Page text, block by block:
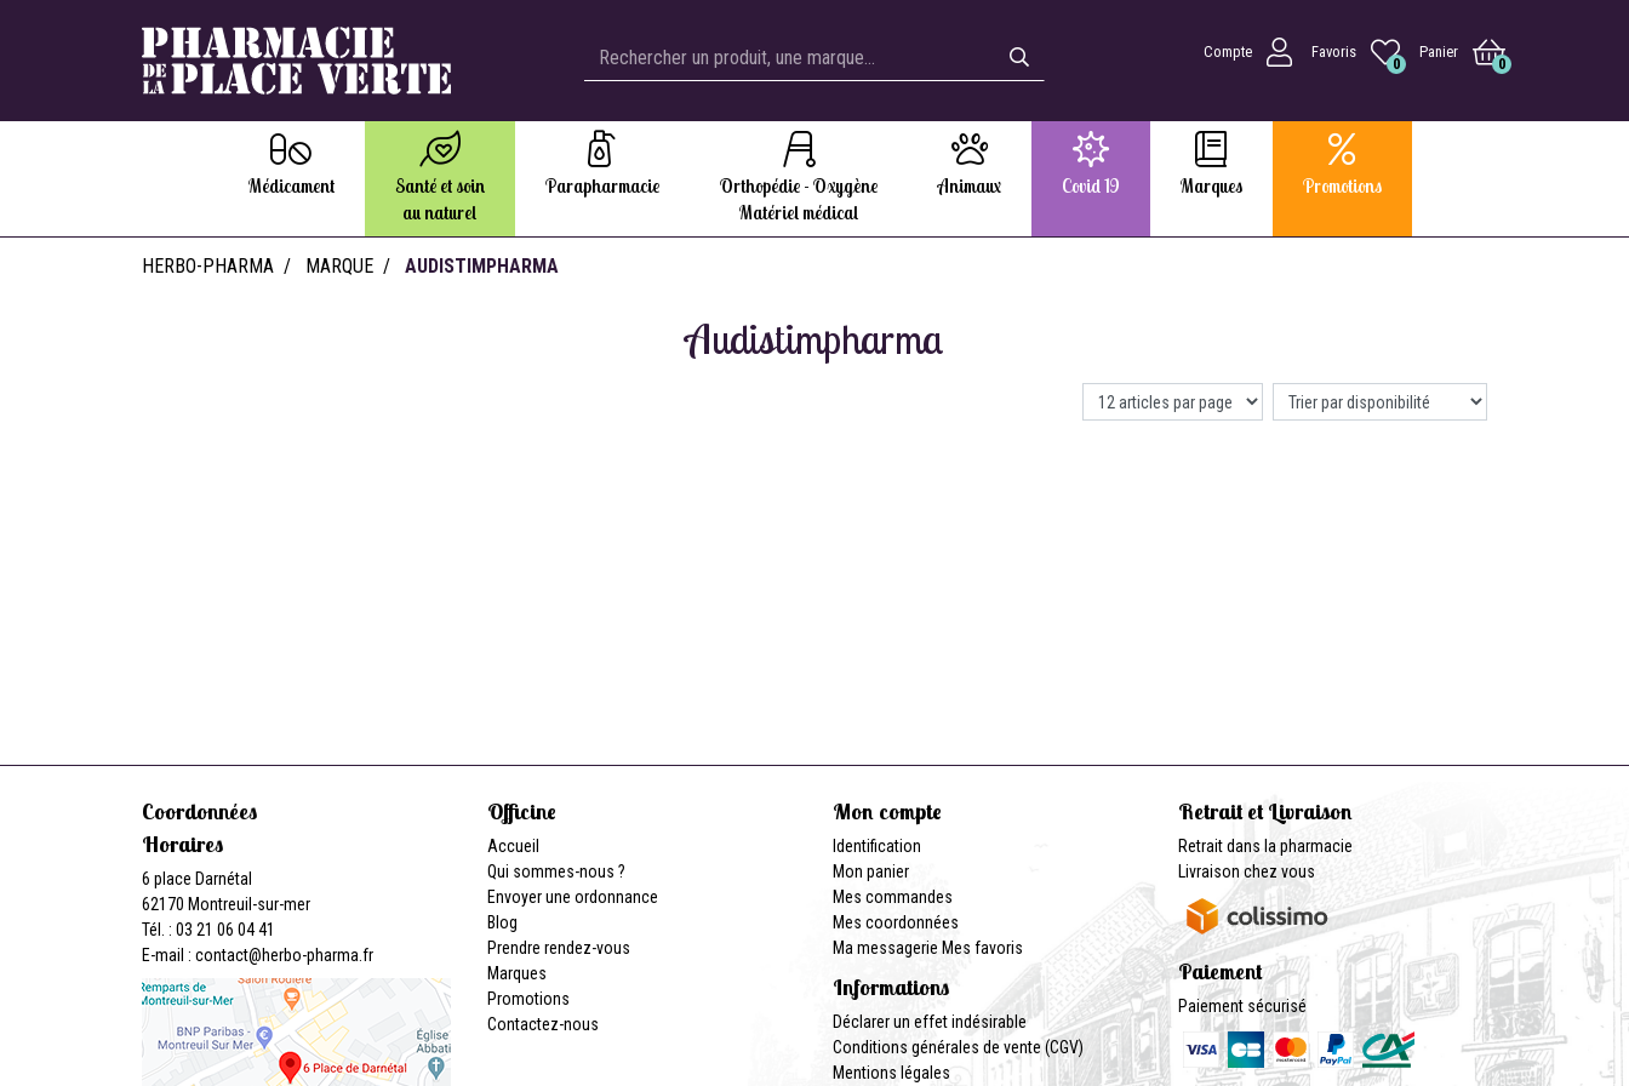
Compte Favoris
0
Panier
0
Médicament
Santé et soin
au naturel
Parapharmacie
Orthopédie - Oxygène
Matériel médical
Animaux Covid 19 Marques Promotions
HERBO-PHARMA MARQUE AUDISTIMPHARMA
Audistimpharma
Coordonnées
Horaires
6 place Darnétal
62170 Montreuil-sur-mer
Tél. : 03 21 06 04 41
E-mail : contact@herbo-pharma.fr
Officine
Accueil
Qui sommes-nous ?
Envoyer une ordonnance
Blog
Prendre rendez-vous
Marques
Promotions
Contactez-nous
Mon compte
Identification
Mon panier
Mes commandes
Mes coordonnées
Ma messagerie Mes favoris
Informations
Déclarer un effet indésirable
Conditions générales de vente (CGV)
Mentions légales
Retrait et Livraison
Retrait dans la pharmacie
Livraison chez vous
Paiement
Paiement sécurisé